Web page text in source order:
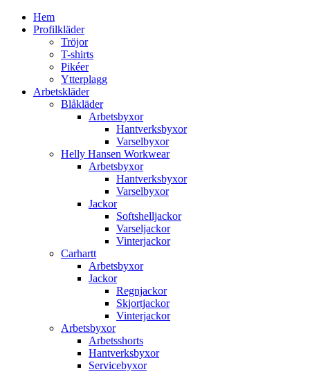
Hem
Profilkläder
Tröjor
T-shirts
Pikéer
Ytterplagg
Arbetskläder
Blåkläder
Arbetsbyxor
Hantverksbyxor
Varselbyxor
Helly Hansen Workwear
Arbetsbyxor
Hantverksbyxor
Varselbyxor
Jackor
Softshelljackor
Varseljackor
Vinterjackor
Carhartt
Arbetsbyxor
Jackor
Regnjackor
Skjortjackor
Vinterjackor
Arbetsbyxor
Arbetsshorts
Hantverksbyxor
Servicebyxor